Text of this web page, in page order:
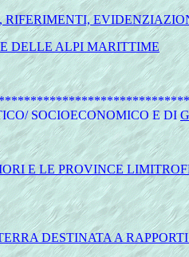
DELLE ALPI MARITTIME
SOCIOECONOMICO E DI
E LE PROVINCE
DESTINATA A